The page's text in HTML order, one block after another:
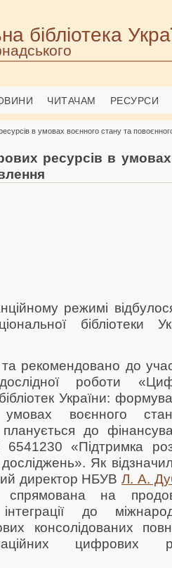
бібліотека
ЧИТАЧАМ РЕСУРСИ
в умовах воєнного стану та
ресурсів в
режимі
бібліотеки
рекомендовано до
роботи
України:
воєнного
до
«Підтримка
Як
директор НБУВ Л. А.
спрямована на
до
консолідованих
цифрових